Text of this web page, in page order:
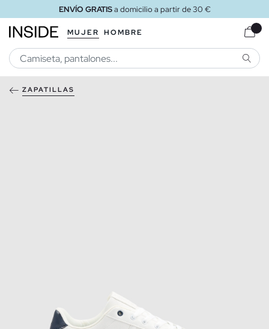
ENVÍO GRATISa domicilio a partir de 30 €
MUJER HOMBRE
ZAPATILLAS